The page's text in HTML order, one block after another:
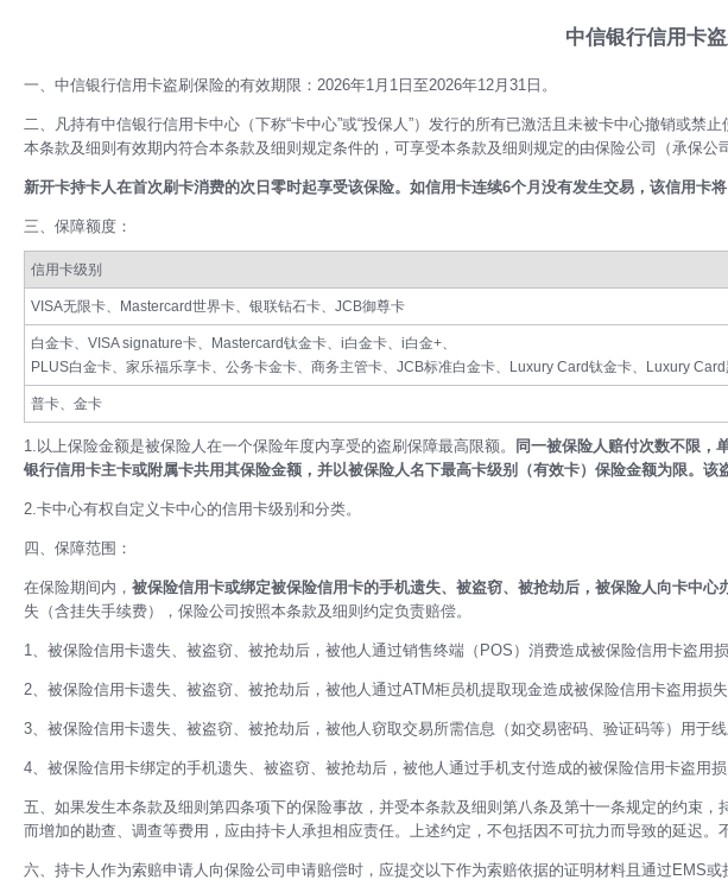
中信银行信用卡
一、中信银行信用卡盗刷保险的有效期限：2026年1月1日至2026年12月31日。
二、凡持有中信银行信用卡中心（下称“卡中心”或“投保人”）发行的所有已激活且未被卡中心撤销或禁
本条款及细则有效期内符合本条款及细则规定条件的，可享受本条款及细则规定的由保险公司（承保
新开卡持卡人在首次刷卡消费的次日零时起享受该保险。如信用卡连续6个月没有发生交易，该信用卡
三、保障额度：
信用卡级别
VISA无限卡、Mastercard世界卡、银联钻石卡、JCB御尊卡
白金卡、VISA signature卡、Mastercard钛金卡、i白金卡、i白金+、
PLUS白金卡、家乐福乐享卡、公务卡金卡、商务主管卡、JCB标准白金卡、Luxury Card钛金卡、Luxury
普卡、金卡
1.以上保险金额是被保险人在一个保险年度内享受的盗刷保障最高限额。
同一被保险人赔付次数不限，
银行信用卡主卡或附属卡共用其保险金额，并以被保险人名下最高卡级别（有效卡）保险金额为限。该
2.卡中心有权自定义卡中心的信用卡级别和分类。
四、保障范围：
在保险期间内， 被保险信用卡或绑定被保险信用卡的手机遗失、被盗窃、被抢劫后，被保险人向卡中心
失（含挂失手续费），保险公司按照本条款及细则约定负责赔偿。
1、被保险信用卡遗失、被盗窃、被抢劫后，被他人通过销售终端（POS）消费造成被保险信用卡盗用损
2、被保险信用卡遗失、被盗窃、被抢劫后，被他人通过ATM柜员机提取现金造成被保险信用卡盗用损失
3、被保险信用卡遗失、被盗窃、被抢劫后，被他人窃取交易所需信息（如交易密码、验证码等）用于
4、被保险信用卡绑定的手机遗失、被盗窃、被抢劫后，被他人通过手机支付造成的被保险信用卡盗用损
五、如果发生本条款及细则第四条项下的保险事故，并受本条款及细则第八条及第十一条规定的约束
而增加的勘查、调查等费用，应由持卡人承担相应责任。上述约定，不包括因不可抗力而导致的延迟。
六、持卡人作为索赔申请人向保险公司申请赔偿时，应提交以下作为索赔依据的证明材料且通过EMS